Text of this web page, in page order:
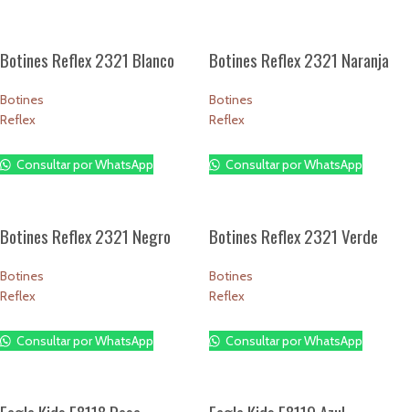
Botines Reflex 2321 Blanco
Botines
Reflex
Consultar por WhatsApp
Botines Reflex 2321 Naranja
Botines
Reflex
Consultar por WhatsApp
Botines Reflex 2321 Negro
Botines
Reflex
Consultar por WhatsApp
Botines Reflex 2321 Verde
Botines
Reflex
Consultar por WhatsApp